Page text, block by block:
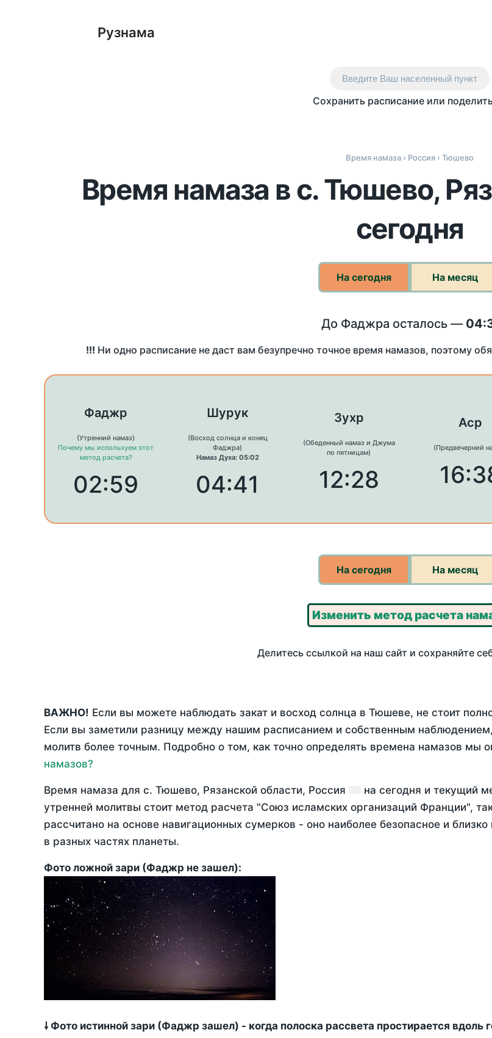
Рузнама
Введите Ваш населенный пункт
Сохранить расписание или
Время намаза › Россия › Тюшево
Время намаза в с. Тюшево,
сегодня
На сегодня На месяц
До Фаджра осталось —
!!! Ни одно расписание не даст вам безупречно точное время намазов, поэтому
Фаджр
(Утренний намаз)
Почему мы используем этот
метод расчета?
02:59
Шурук
(Восход солнца и конец
Фаджра)
Намаз Духа: 05:02
04:41
Зухр
(Обеденный намаз и Джума
по пятницам)
12:28
Аср
(Предвечерний
На сегодня На месяц
Изменить метод расчета
Делитесь ссылкой на наш сайт и сохраняйте
ВАЖНО! Если вы можете наблюдать закат и восход солнца в Тюшеве, не стоит
Если вы заметили разницу между нашим расписанием и собственным
молитв более точным. Подробно о том, как точно определять времена намазов мы
намазов?
Время намаза для с. Тюшево, Рязанской области, Россия на сегодня и текущий
утренней молитвы стоит метод расчета "Союз исламских организаций Франции",
рассчитано на основе навигационных сумерков - оно наиболее безопасное и
в разных частях планеты.
Фото ложной зари (Фаджр не зашел):
🠗 Фото истинной зари (Фаджр зашел) - когда полоска рассвета простирается вдоль